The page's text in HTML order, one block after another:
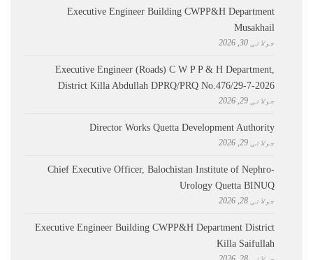
Executive Engineer Building CWPP&H Department
Musakhail
جولائی 30, 2026
Executive Engineer (Roads) C W P P & H Department,
District Killa Abdullah ​DPRQ/PRQ No.476/29-7-2026
جولائی 29, 2026
Director Works Quetta Development Authority
جولائی 29, 2026
Chief Executive Officer, Balochistan Institute of Nephro-
Urology Quetta BINUQ
جولائی 28, 2026
Executive Engineer Building CWPP&H Department District
Killa Saifullah